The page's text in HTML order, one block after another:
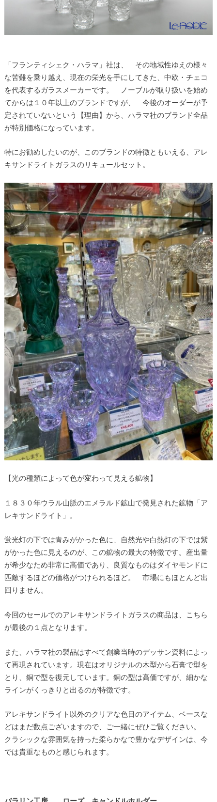
「フランティシェク・ハラマ」社は、 その地域性ゆえの様々
な苦難を乗り越え、現在の栄光を手にしてきた、中欧・チェコ
を代表するガラスメーカーです。 ノーブルが取り扱いを始め
てからは１０年以上のブランドですが、 今後のオーダーが予
定されていないという【理由】から、ハラマ社のブランド全品
が特別価格になっています。
特にお勧めしたいのが、このブランドの特徴ともいえる、アレ
キサンドライトガラスのリキュールセット。
【光の種類によって色が変わって見える鉱物】
１８３０年ウラル山脈のエメラルド鉱山で発見された鉱物「ア
レキサンドライト」。
蛍光灯の下では青みがかった色に、自然光や白熱灯の下では紫
がかった色に見えるのが、この鉱物の最大の特徴です。産出量
が希少なため非常に高価であり、良質なものはダイヤモンドに
匹敵するほどの価格がつけられるほど。 市場にもほとんど出
回りません。
今回のセールでのアレキサンドライトガラスの商品は、こちら
が最後の１点となります。
また、ハラマ社の製品はすべて創業当時のデッサン資料によっ
て再現されています。現在はオリジナルの木型から石膏で型を
とり、銅で型を復元しています。銅の型は高価ですが、細かな
ラインがくっきりと出るのが特徴です。
アレキサンドライト以外のクリアな色目のアイテム、ベースな
どはまだ数点ございますので、ご一緒にぜひご覧ください。
クラシックな雰囲気を持った柔らかなで豊かなデザインは、今
では貴重なものと感じられます。